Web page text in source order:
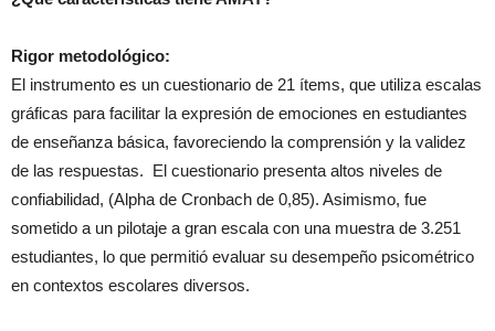
Rigor metodológico:
El instrumento es un cuestionario de 21 ítems, que utiliza escalas
gráficas para facilitar la expresión de emociones en estudiantes
de enseñanza básica, favoreciendo la comprensión y la validez
de las respuestas. El cuestionario presenta altos niveles de
confiabilidad, (Alpha de Cronbach de 0,85). Asimismo, fue
sometido a un pilotaje a gran escala con una muestra de 3.251
estudiantes, lo que permitió evaluar su desempeño psicométrico
en contextos escolares diversos.